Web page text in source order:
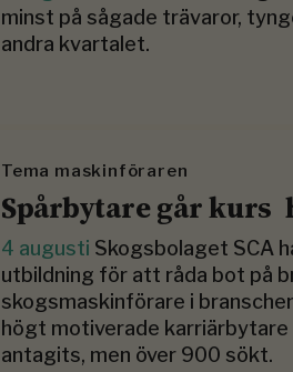
minst på sågade trävaror,
andra kvartalet.
Tema maskinföraren
Spårbytare går kurs
4 augusti Skogsbolaget SCA
utbildning för att råda bot på
skogsmaskinförare i
högt motiverade
antagits, men över 900 sökt.